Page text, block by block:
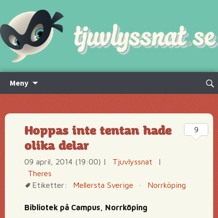
Meny
innehåll
Sök
Hoppas inte tentan hade
olika delar
09 april, 2014 (19:00) | Tjuvlyssnat
|
Theres
Etiketter:
Mellersta Sverige · Norrköping
Bibliotek på Campus, Norrköping
9